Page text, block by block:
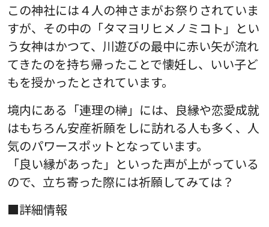
この神社には４人の神さまがお祭りされていま
すが、その中の「タマヨリヒメノミコト」とい
う女神はかつて、川遊びの最中に赤い矢が流れ
てきたのを持ち帰ったことで懐妊し、いい子ど
もを授かったとされています。
境内にある「連理の榊」には、良縁や恋愛成就
はもちろん安産祈願をしに訪れる人も多く、人
気のパワースポットとなっています。
「良い縁があった」といった声が上がっている
ので、立ち寄った際には祈願してみては？
■詳細情報